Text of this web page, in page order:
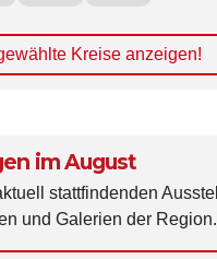
Kreise anzeigen!
im August
stattfindenden
und Galerien der Region.